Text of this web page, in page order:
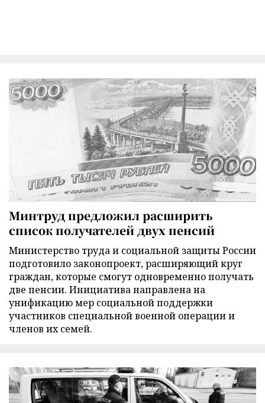
Минтруд предложил расширить
список получателей двух пенсий
Министерство труда и социальной защиты России
подготовило законопроект, расширяющий круг
граждан, которые смогут одновременно получать
две пенсии. Инициатива направлена на
унификацию мер социальной поддержки
участников специальной военной операции и
членов их семей.